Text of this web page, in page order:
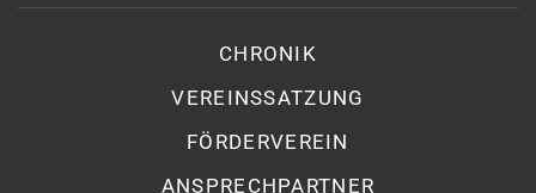
CHRONIK
VEREINSSATZUNG
FÖRDERVEREIN
ANSPRECHPARTNER